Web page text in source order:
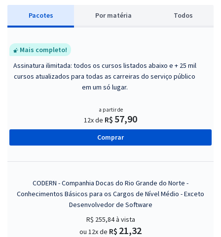
Pacotes Por matéria Todos
Mais completo!
Assinatura ilimitada: todos os cursos listados abaixo e + 25 mil
cursos atualizados para todas as carreiras do serviço público
em um só lugar.
a partir de
12x de R$ 57,90
Comprar
CODERN - Companhia Docas do Rio Grande do Norte -
Conhecimentos Básicos para os Cargos de Nível Médio - Exceto
Desenvolvedor de Software
R$ 255,84à vista
ou 12x de R$ 21,32